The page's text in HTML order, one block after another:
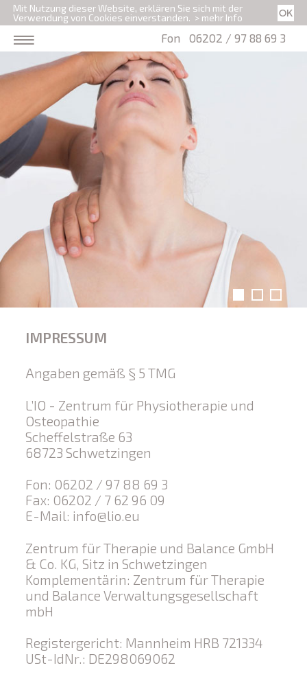
Mit Nutzung dieser Website, erklären Sie sich mit der
Verwendung von Cookies einverstanden. > mehr Info
Fon 06202 / 97 88 69 3
IMPRESSUM
Angaben gemäß § 5 TMG
L’IO - Zentrum für Physiotherapie und
Osteopathie
Scheffelstraße 63
68723 Schwetzingen
Fon: 06202 / 97 88 69 3
Fax: 06202 / 7 62 96 09
E-Mail: info@lio.eu
Zentrum für Therapie und Balance GmbH
& Co. KG, Sitz in Schwetzingen
Komplementärin: Zentrum für Therapie
und Balance Verwaltungsgesellschaft
mbH
Registergericht: Mannheim HRB 721334
USt-IdNr.: DE298069062